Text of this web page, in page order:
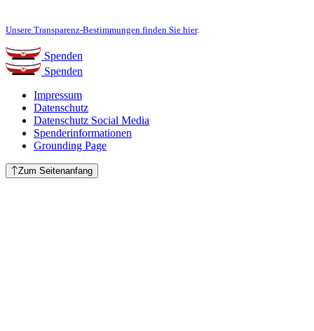
Unsere Transparenz-Bestimmungen finden Sie hier.
Spenden
Spenden
Impressum
Datenschutz
Datenschutz Social Media
Spenderinformationen
Grounding Page
Zum Seitenanfang